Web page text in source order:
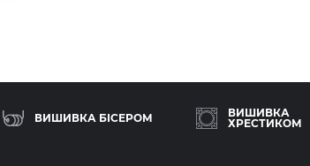
ВИШИВКА БІСЕРОМ
ВИШИВКА
ХРЕСТИКОМ